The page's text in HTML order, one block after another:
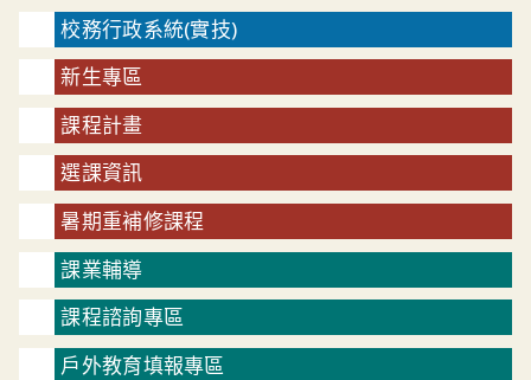
校務行政系統(實技)
新生專區
課程計畫
選課資訊
暑期重補修課程
課業輔導
課程諮詢專區
戶外教育填報專區